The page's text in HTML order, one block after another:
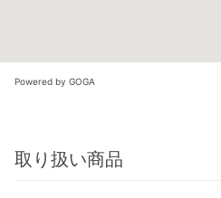
Powered by GOGA
取り扱い商品